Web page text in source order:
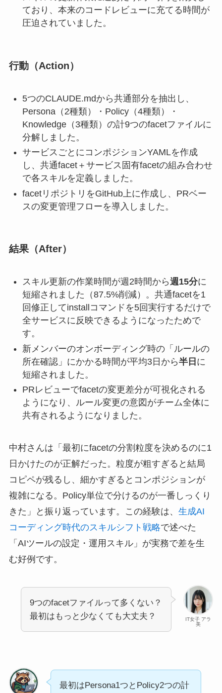
ており、本来のコードレビューに充てる時間が
圧迫されていました。
行動（Action）
5つのCLAUDE.mdから共通部分を抽出し、
Persona（2種類）・Policy（4種類）・
Knowledge（3種類）の計9つのfacetファイルに
分解しました。
サービスごとにコンポジションYAMLを作成
し、共通facet＋サービス固有facetの組み合わせ
で各スキルを定義しました。
facetリポジトリをGitHub上に作成し、PRベー
スの変更管理フローを導入しました。
結果（After）
スキル更新の作業時間が週2時間から週15分に
短縮されました（87.5%削減）。共通facetを1
回修正してinstallコマンドを5回実行するだけで
全サービスに反映できるようになったためで
す。
新メンバーのオンボーディング時の「ルールの
所在確認」にかかる時間が平均3日から半日 に
短縮されました。
PRレビューでfacetの変更差分が可視化される
ようになり、ルール変更の意図がチーム全体に
共有されるようになりました。
中村さんは「最初にfacetの分割粒度を決めるのに1
日かけたのが正解だった。粒度が粗すぎると結局
コピペが残るし、細かすぎるとコンポジションが
複雑になる。Policy単位で分けるのが一番しっくり
きた」と振り返っています。この経験は、 生成AI
コーディング時代のスキルシフト戦略で述べた
「AIツールの設定・運用スキル」が実務で差を生
む好例です。
IT女子 アラ
美
9つのfacetファイルって多くない？
最初はもっと少なくても大丈夫？
最初はPersona1つとPolicy2つの計